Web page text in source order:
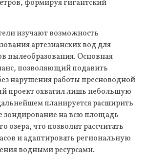
формируя гигантский
изучают возможность
артезианских вод для
пылеобразования. Основная
позволяющий подавить
нарушения работы пресноводной
проект охватил лишь небольшую
планируется расширить
зондирование на всю площадь
озера, что позволит рассчитать
и адаптировать региональную
водными ресурсами.